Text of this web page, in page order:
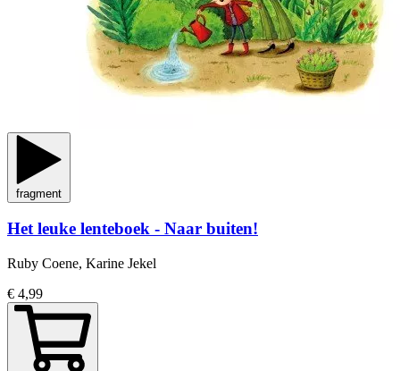
fragment
Het leuke lenteboek - Naar buiten!
Ruby Coene, Karine Jekel
€ 4,99